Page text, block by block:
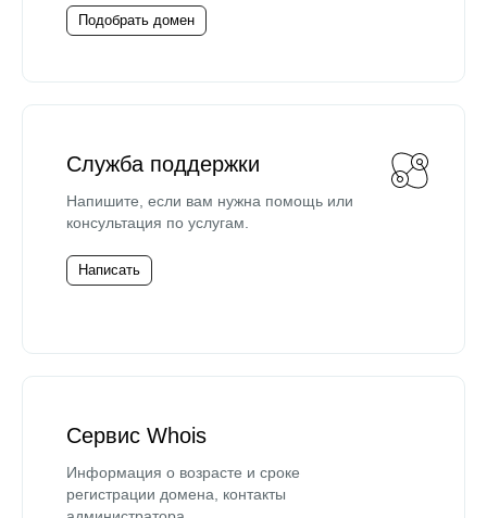
Подобрать домен
Служба поддержки
Напишите, если вам нужна помощь или
консультация по услугам.
Написать
Сервис Whois
Информация о возрасте и сроке
регистрации домена, контакты